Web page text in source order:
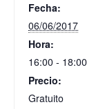
Fecha:
06/06/2017
Hora:
16:00 - 18:00
Precio:
Gratuito